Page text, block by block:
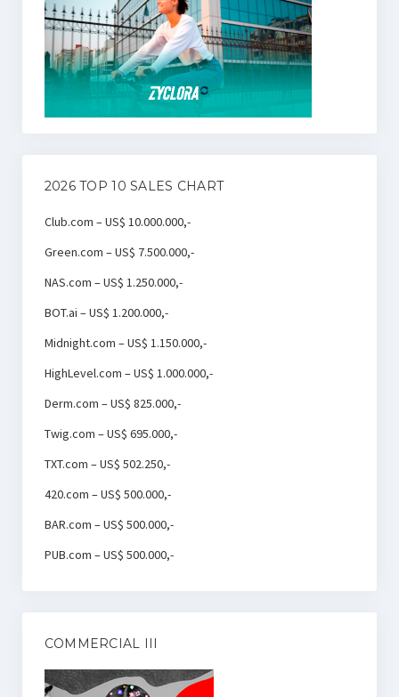
2026 TOP 10 SALES CHART
Club.com – US$ 10.000.000,-
Green.com – US$ 7.500.000,-
NAS.com – US$ 1.250.000,-
BOT.ai – US$ 1.200.000,-
Midnight.com – US$ 1.150.000,-
HighLevel.com – US$ 1.000.000,-
Derm.com – US$ 825.000,-
Twig.com – US$ 695.000,-
TXT.com – US$ 502.250,-
420.com – US$ 500.000,-
BAR.com – US$ 500.000,-
PUB.com – US$ 500.000,-
COMMERCIAL III